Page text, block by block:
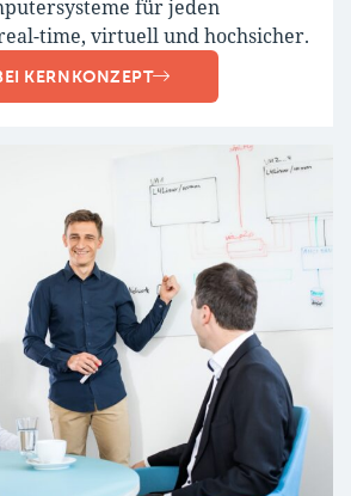
für jeden
time, virtuell und hochsicher.
KERNKONZEPT